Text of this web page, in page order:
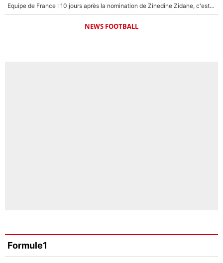
Equipe de France : 10 jours après la nomination de Zinedine Zidane, c'est au tour de son fils de prendre un nouveau départ !
NEWS FOOTBALL
Formule1